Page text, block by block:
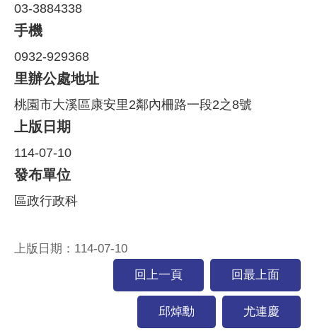
03-3884338
手機
0932-929368
里辦公處地址
桃園市大溪區康安里2鄰內柵路一段2之8號
上版日期
114-07-10
發布單位
區政行政科
上版日期：114-07-10
回上一頁
回最上面
邱焯勳 尤連慶